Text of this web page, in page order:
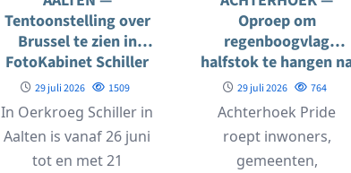
Tentoonstelling over
Brussel te zien in
FotoKabinet Schiller
in Aalten
29 juli 2026 1509
In Oerkroeg Schiller in
Aalten is vanaf 26 juni
tot en met 21
Oproep om
regenboogvlag
halfstok te hangen
aanslag in Berlijn
29 juli 2026 764
Achterhoek Pride
roept inwoners,
gemeenten,